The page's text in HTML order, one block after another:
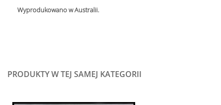
Wyprodukowano w Australii.
PRODUKTY W TEJ SAMEJ KATEGORII